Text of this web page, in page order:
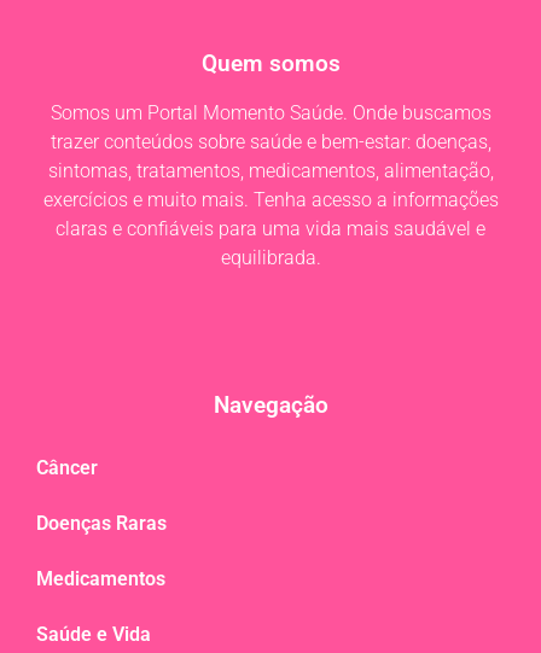
Quem somos
Somos um Portal Momento Saúde. Onde buscamos
trazer conteúdos sobre saúde e bem-estar: doenças,
sintomas, tratamentos, medicamentos, alimentação,
exercícios e muito mais. Tenha acesso a informações
claras e confiáveis para uma vida mais saudável e
equilibrada.
Navegação
Câncer
Doenças Raras
Medicamentos
Saúde e Vida